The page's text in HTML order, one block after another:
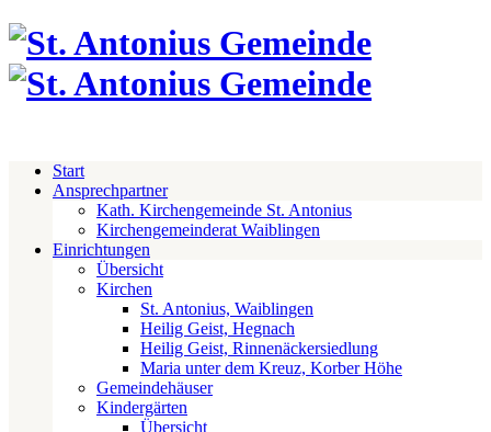
Start
Ansprechpartner
Kath. Kirchengemeinde St. Antonius
Kirchengemeinderat Waiblingen
Einrichtungen
Übersicht
Kirchen
St. Antonius, Waiblingen
Heilig Geist, Hegnach
Heilig Geist, Rinnenäckersiedlung
Maria unter dem Kreuz, Korber Höhe
Gemeindehäuser
Kindergärten
Übersicht